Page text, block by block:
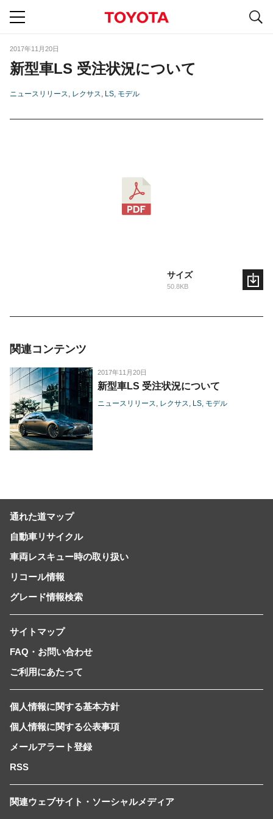
2017年11月20日
新型車LS 受注状況について
ニュースリリース レクサス LS モデル
サイズ
50.8KB
関連コンテンツ
2017年11月20日
新型車LS 受注状況について
ニュースリリース レクサス LS モデル
通れた道マップ
自動車リサイクル
車両レスキュー時の取り扱い
リコール情報
グレード情報検索
サイトマップ
FAQ・お問い合わせ
ご利用にあたって
個人情報に関する基本方針
個人情報に関する公表事項
メールアラート登録
RSS
関連ウェブサイト・ソーシャルメディア